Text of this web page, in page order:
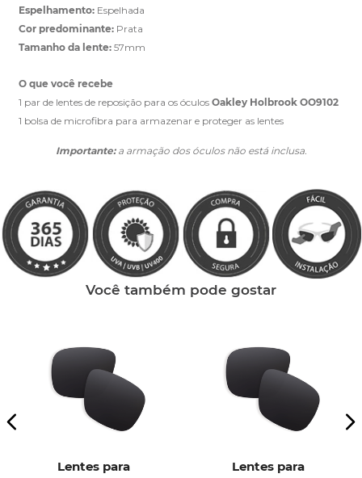
Espelhamento: Espelhada
Cor predominante: Prata
Tamanho da lente: 57mm
O que você recebe
1 par de lentes de reposição para os óculos Oakley Holbrook OO9102
1 bolsa de microfibra para armazenar e proteger as lentes
Importante:a armação dos óculos não está inclusa.
Você também pode gostar
Lentes para
Lentes para